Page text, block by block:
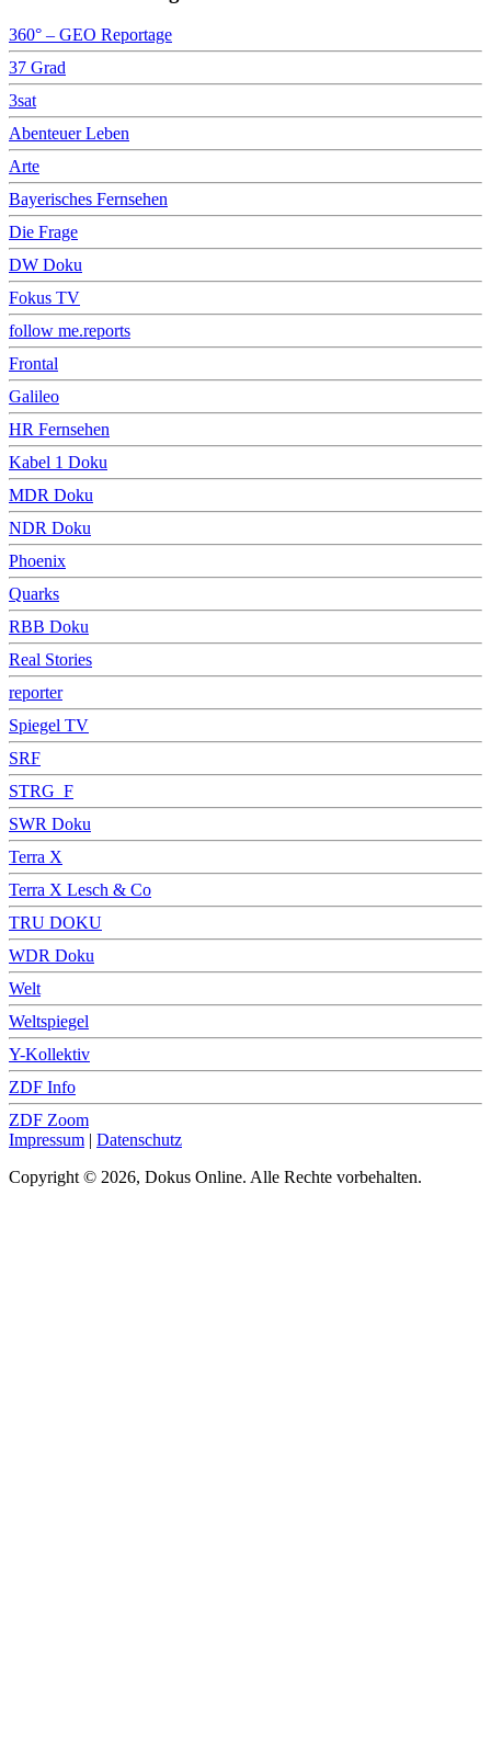
360° – GEO Reportage
37 Grad
3sat
Abenteuer Leben
Arte
Bayerisches Fernsehen
Die Frage
DW Doku
Fokus TV
follow me.reports
Frontal
Galileo
HR Fernsehen
Kabel 1 Doku
MDR Doku
NDR Doku
Phoenix
Quarks
RBB Doku
Real Stories
reporter
Spiegel TV
SRF
STRG_F
SWR Doku
Terra X
Terra X Lesch & Co
TRU DOKU
WDR Doku
Welt
Weltspiegel
Y-Kollektiv
ZDF Info
ZDF Zoom
Impressum | Datenschutz
Copyright © 2026, Dokus Online. Alle Rechte vorbehalten.